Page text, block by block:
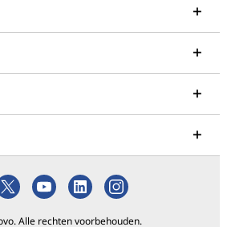
Alle rechten voorbehouden.